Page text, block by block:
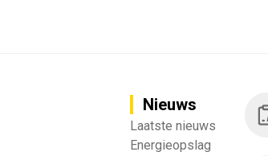
Nieuws
Laatste nieuws
Energieopslag